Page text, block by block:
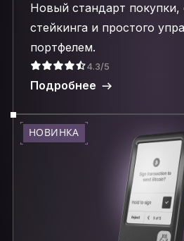
Новый стандарт покупки,
стейкинга и простого
портфелем.
4.3/5
Подробнее
НОВИНКА